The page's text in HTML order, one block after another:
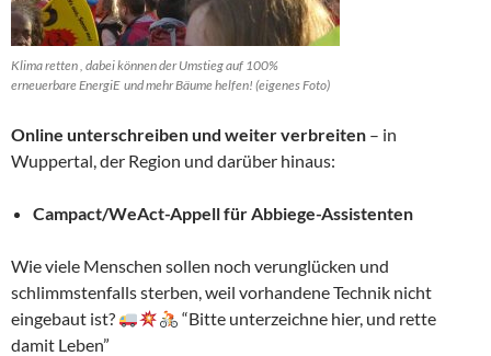
Klima retten , dabei können der Umstieg auf 100%
erneuerbare EnergiE und mehr Bäume helfen! (eigenes Foto)
Online unterschreiben und weiter verbreiten – in
Wuppertal, der Region und darüber hinaus:
Campact/WeAct-Appell für Abbiege-Assistenten
Wie viele Menschen sollen noch verunglücken und
schlimmstenfalls sterben, weil vorhandene Technik nicht
eingebaut ist?
“Bitte unterzeichne hier, und rette
damit Leben”